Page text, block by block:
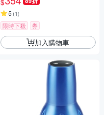
$
5 (1)
限時下殺 券
加入購物車